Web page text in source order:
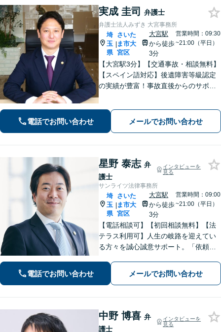
実成 圭司 弁護士
弁護士法人みずき 大宮事務所
埼
玉
県
|
さいた
ま市大
宮区
大宮駅
から徒歩
3分
営業時間：09:30
~21:00（平日）
【大宮駅3分】【交通事故・相談無料】
【スペイン語対応】後遺障害等級認定
の実績が豊富！事故直後からのサポー
実績あり」最適な債務整理手段をご提
案【分割・後払い応相談】
電話でお問い合わせ メールでお問い合わせ
星野 泰志 弁
護士
インタビューを
見る
サンライツ法律事務所
埼
玉
県
|
さいた
ま市大
宮区
大宮駅
から徒歩
3分
営業時間：09:00
~21:00（平日）
【電話相談可】【初回相談無料】【法
テラス利用可】人生の岐路を迎えてい
る方々を誠心誠意サポート。「依頼者
女問題／借金問題／相続／企業法務／
刑事事件／交通事故／労働問題など、
電話でお問い合わせ メールでお問い合わせ
中野 博喜 弁
護士
インタビューを
見る